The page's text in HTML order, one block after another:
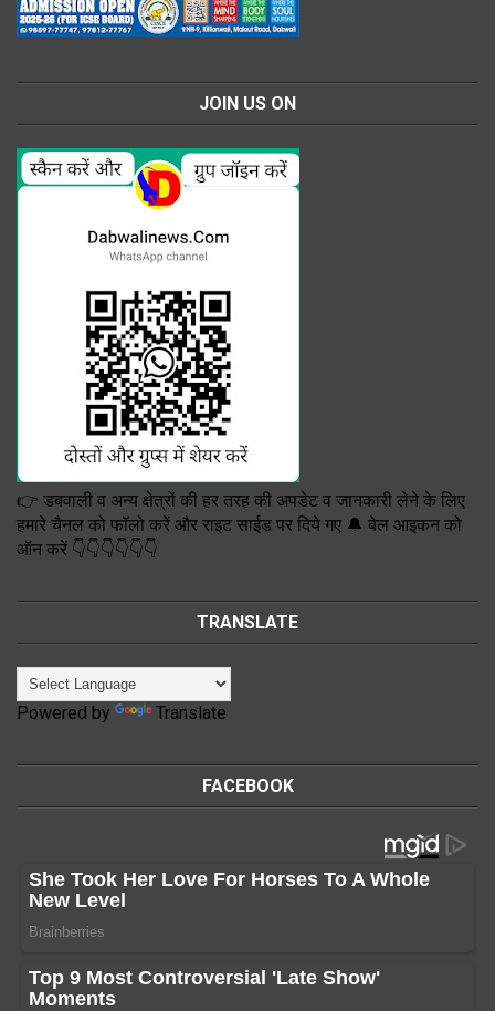
JOIN US ON
👉 डबवाली व अन्य क्षेत्रों की हर तरह की अपडेट व जानकारी लेने के लिए
हमारे चैनल को फॉलो करें और राइट साईड पर दिये गए 🔔 बेल आइकन को
ऑन करें 👇👇👇👇👇👇
TRANSLATE
Powered by Translate
FACEBOOK